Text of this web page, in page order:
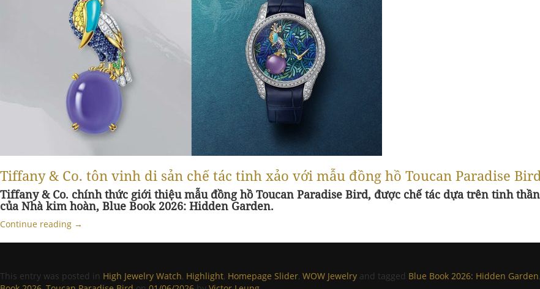
Tiffany & Co. tôn vinh di sản chế tác tinh xảo với mẫu đồng hồ Toucan Paradise Bird
Tiffany & Co. chính thức giới thiệu mẫu đồng hồ Toucan Paradise Bird, được chế tác dựa trên tinh
của Nhà kim hoàn, Blue Book 2026: Hidden Garden.
Continue reading →
This entry was posted in High Jewelry Watch, Highlight, Homepage Slider, WOW Jewelry and tagged Blue Book 2026: Hidden Garden,